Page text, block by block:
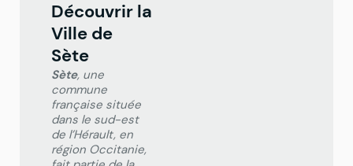
Découvrir la
Ville de
Sète
Sète, une
commune
française située
dans le sud-est
de l’Hérault, en
région Occitanie,